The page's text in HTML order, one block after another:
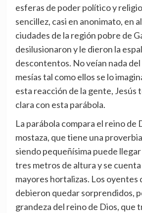
esferas de poder político y
sencillez, casi en anonimato, en
ciudades de la región pobre de
desilusionaron y le dieron la
descontentos. No veían nada
mesías tal como ellos se lo
esta reacción de la gente, Jesús
clara con esta parábola.
La parábola compara el reino de
mostaza, que tiene una
siendo pequeñísima puede
tres metros de altura y se
mayores hortalizas. Los oyentes
debieron quedar sorprendidos,
grandeza del reino de Dios, que